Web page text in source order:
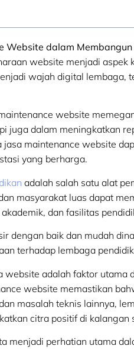
Website dalam
website menjadi
wajah digital lembaga,
website
juga dalam meningkatkan
jasa maintenance website
yang berharga.
adalah salah satu alat
masyarakat luas dapat
dan fasilitas
dengan baik dan mudah
terhadap lembaga
website adalah faktor
website memastikan
masalah teknis lainnya,
citra positif di
menjadi perhatian utama